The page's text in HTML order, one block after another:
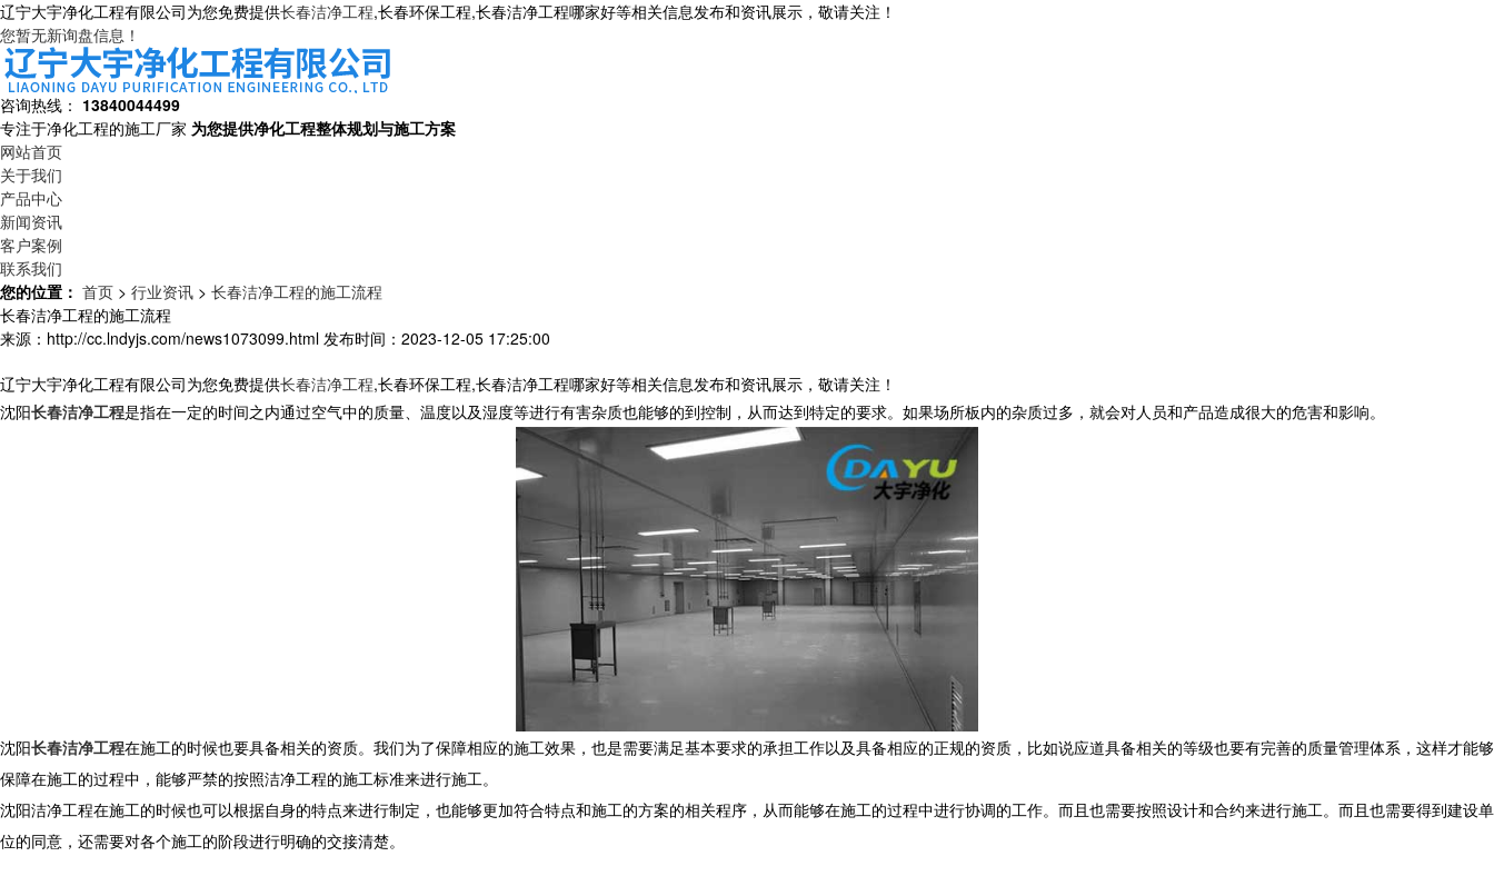
辽宁大宇净化工程有限公司为您免费提供长春洁净工程,长春环保工程,长春洁净工程哪家好等相关信息发布和资讯展示，敬请关注！
您暂无新询盘信息！
咨询热线： 13840044499
专注于净化工程的施工厂家 为您提供净化工程整体规划与施工方案
网站首页
关于我们
产品中心
新闻资讯
客户案例
联系我们
您的位置： 首页 > 行业资讯 > 长春洁净工程的施工流程
长春洁净工程的施工流程
来源：http://cc.lndyjs.com/news1073099.html 发布时间：2023-12-05 17:25:00
辽宁大宇净化工程有限公司为您免费提供长春洁净工程,长春环保工程,长春洁净工程哪家好等相关信息发布和资讯展示，敬请关注！
沈阳长春洁净工程是指在一定的时间之内通过空气中的质量、温度以及湿度等进行有害杂质也能够的到控制，从而达到特定的要求。如果场所板内的杂质过多，就会对人员和产品造成很大的危害和影响。
沈阳长春洁净工程在施工的时候也要具备相关的资质。我们为了保障相应的施工效果，也是需要满足基本要求的承担工作以及具备相应的正规的资质，比如说应道具备相关的等级也要有完善的质量管理体系，这样才能够
保障在施工的过程中，能够严禁的按照洁净工程的施工标准来进行施工。
沈阳洁净工程在施工的时候也可以根据自身的特点来进行制定，也能够更加符合特点和施工的方案的相关程序，从而能够在施工的过程中进行协调的工作。而且也需要按照设计和合约来进行施工。而且也需要得到建设单
位的同意，还需要对各个施工的阶段进行明确的交接清楚。